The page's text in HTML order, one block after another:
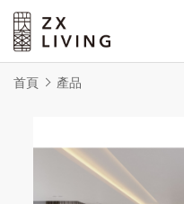
朕璽國際ZX
首頁 產品